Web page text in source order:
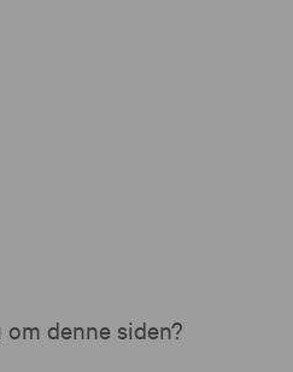
denne siden?